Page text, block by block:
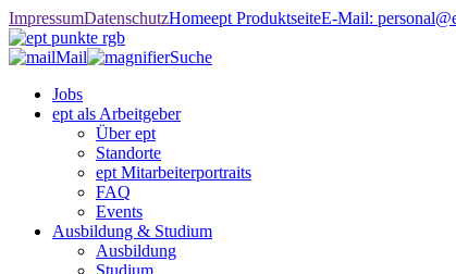
ImpressumDatenschutzHomeept ProduktseiteE-Mail:
Mail
Suche
Jobs
ept als Arbeitgeber
Über ept
Standorte
ept Mitarbeiterportraits
FAQ
Events
Ausbildung & Studium
Ausbildung
Studium